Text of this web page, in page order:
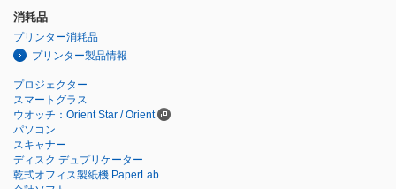
消耗品
プリンター消耗品
プリンター製品情報
プロジェクター
スマートグラス
ウオッチ：Orient Star / Orient
パソコン
スキャナー
ディスク デュプリケーター
乾式オフィス製紙機 PaperLab